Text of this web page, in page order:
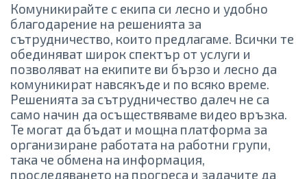
Комуникирайте с екипа си лесно и удобно
благодарение на решенията за
сътрудничество, които предлагаме. Всички те
обединяват широк спектър от услуги и
позволяват на екипите ви бързо и лесно да
комуникират навсякъде и по всяко време.
Решенията за сътрудничество далеч не са
само начин да осъществяваме видео връзка.
Те могат да бъдат и мощна платформа за
организиране работата на работни групи,
така че обмена на информация,
проследяването на прогреса и задачите да